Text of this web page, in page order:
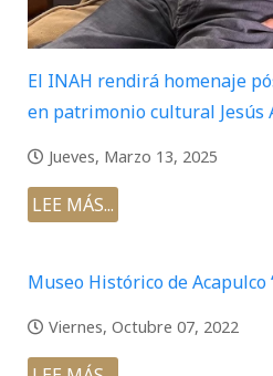
El INAH rendirá homenaje
en patrimonio cultural Jesús
Jueves, Marzo 13, 2025
LEE MÁS...
Museo Histórico de Acapulco
Viernes, Octubre 07, 2022